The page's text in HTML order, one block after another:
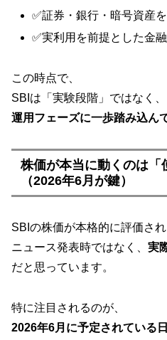
✅証券・銀行・暗号資産を
✅実利用を前提とした金
この時点で、
SBIは「実験段階」ではなく、
運用フェーズに一歩踏み込ん
株価が本当に動くのは「
（2026年6月が鍵）
SBIの株価が本格的に評価され
ニュース発表時ではなく、 実
だと思っています。
特に注目されるのが、
2026年6月に予定されている